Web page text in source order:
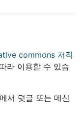
commons 저작
라 이용할 수 있습
에서 덧글 또는 메신